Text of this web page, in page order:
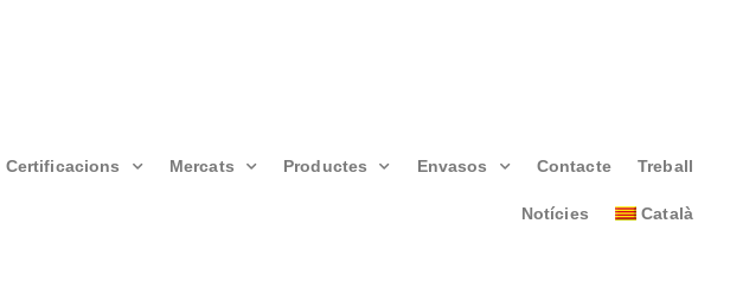
Certificacions Mercats Productes Envasos Contacte Treball
Notícies Català